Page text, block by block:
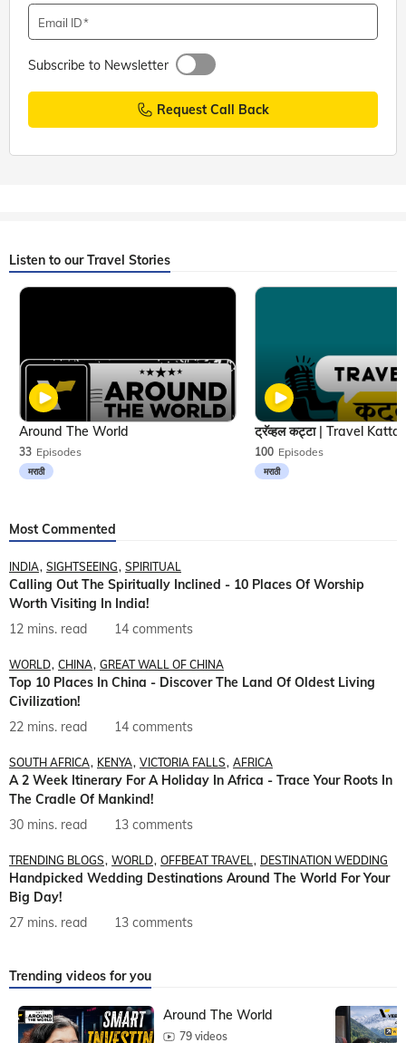
Email ID
Subscribe to Newsletter
Request Call Back
Listen to our Travel Stories
33 Episodes
मराठी
Around The World
100 Episodes
मराठी
Most Commented
INDIA SIGHTSEEING SPIRITUAL
Calling Out The Spiritually Inclined - 10 Places Of Worship
Worth Visiting In India!
12 mins. read
14 comments
WORLD CHINA GREAT WALL OF CHINA
Top 10 Places In China - Discover The Land Of Oldest Living
Civilization!
22 mins. read
14 comments
SOUTH AFRICA KENYA VICTORIA FALLS AFRICA
A 2 Week Itinerary For A Holiday In Africa - Trace Your Roots In
The Cradle Of Mankind!
30 mins. read
13 comments
TRENDING BLOGS WORLD OFFBEAT TRAVEL DESTINATION WEDDING
Handpicked Wedding Destinations Around The World For Your
Big Day!
27 mins. read
13 comments
Trending videos for you
Around The World
79 videos